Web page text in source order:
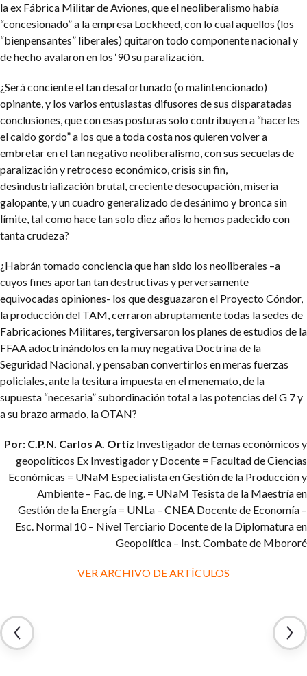
la ex Fábrica Militar de Aviones, que el neoliberalismo había
“concesionado” a la empresa Lockheed, con lo cual aquellos (los
“bienpensantes” liberales) quitaron todo componente nacional y
de hecho avalaron en los ‘90 su paralización.
¿Será conciente el tan desafortunado (o malintencionado)
opinante, y los varios entusiastas difusores de sus disparatadas
conclusiones, que con esas posturas solo contribuyen a “hacerles
el caldo gordo” a los que a toda costa nos quieren volver a
embretar en el tan negativo neoliberalismo, con sus secuelas de
paralización y retroceso económico, crisis sin fin,
desindustrialización brutal, creciente desocupación, miseria
galopante, y un cuadro generalizado de desánimo y bronca sin
límite, tal como hace tan solo diez años lo hemos padecido con
tanta crudeza?
¿Habrán tomado conciencia que han sido los neoliberales –a
cuyos fines aportan tan destructivas y perversamente
equivocadas opiniones- los que desguazaron el Proyecto Cóndor,
la producción del TAM, cerraron abruptamente todas la sedes de
Fabricaciones Militares, tergiversaron los planes de estudios de la
FFAA adoctrinándolos en la muy negativa Doctrina de la
Seguridad Nacional, y pensaban convertirlos en meras fuerzas
policiales, ante la tesitura impuesta en el menemato, de la
supuesta “necesaria” subordinación total a las potencias del G 7 y
a su brazo armado, la OTAN?
Por: C.P.N. Carlos A. Ortiz Investigador de temas económicos y
geopolíticos Ex Investigador y Docente = Facultad de Ciencias
Económicas = UNaM Especialista en Gestión de la Producción y
Ambiente – Fac. de Ing. = UNaM Tesista de la Maestría en
Gestión de la Energía = UNLa – CNEA Docente de Economía –
Esc. Normal 10 – Nivel Terciario Docente de la Diplomatura en
Geopolítica – Inst. Combate de Mbororé
VER ARCHIVO DE ARTÍCULOS